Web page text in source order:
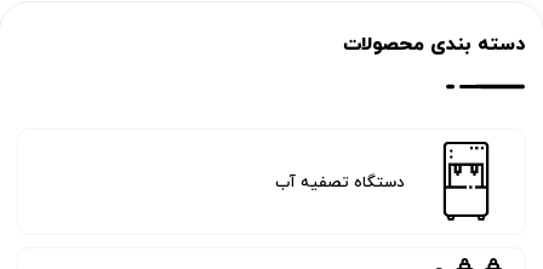
دسته بندی محصولات
دستگاه تصفیه آب